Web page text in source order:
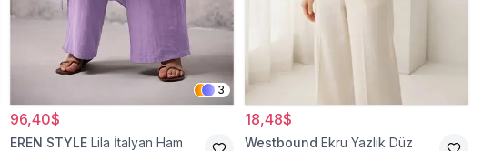
3
96,40$
EREN STYLE Lila İtalyan Ham
18,48$
Westbound Ekru Yazlık Düz